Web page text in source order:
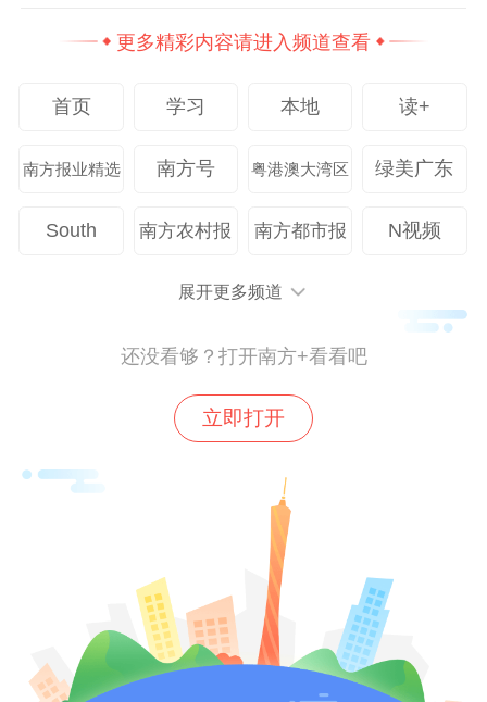
职院是广东省民办唯一一所高职示范性院
校，办学水平稳居全省高职院校第一方阵，
布局时代热门专业，同步配齐师资、建好实
所需同频共振。
▲ 执行校长李峻作专题分享
整场分享兼具时代视野、专业深度与人文温
更多精彩内容请进入频道查看
首页 学习 本地 读+
南方报业精选 南方号 粤港澳大湾区 绿美广东
South 南方农村报 南方都市报 N视频
展开更多频道
还没看够？打开南方+看看吧
立即打开